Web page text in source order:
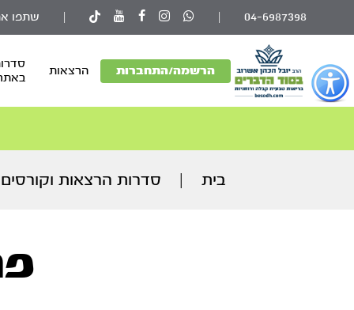
כפתור
לפתיחת
תפריט
נגישות
04-6987398 שתפו
הרשמה/התחברות הרצאות
בית סדרות הרצאות וקורסים